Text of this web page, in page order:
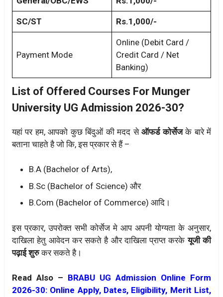
SC/ST Rs.1,000/-
Payment Mode
Online (Debit Card /
Credit Card / Net
Banking)
List of Offered Courses For Munger
University UG Admission 2026-30?
यहां पर हम, आपको कुछ बिंदुओं की मदद सेऑफर्ड कोर्सेजके बारे में
बताना चाहते है जो कि, इस प्रकार से हैं –
B.A (Bachelor of Arts),
B.Sc (Bachelor of Science) और
B.Com (Bachelor of Commerce) आदि।
इस प्रकार, उपरोक्त सभी कोर्सेज मे आप अपनी योग्यता के अनुसार,
दाखिला हेतु आवेदन कर सकते है और दाखिला प्राप्त करकेयूजी की
पढ़ाई शुरुकर सकते है।
Read Also – BRABU UG Admission Online Form
2026-30: Online Apply, Dates, Eligibility, Merit List,